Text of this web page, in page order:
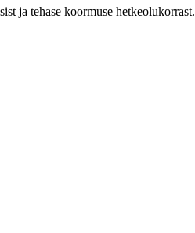
ja tehase koormuse hetkeolukorrast.